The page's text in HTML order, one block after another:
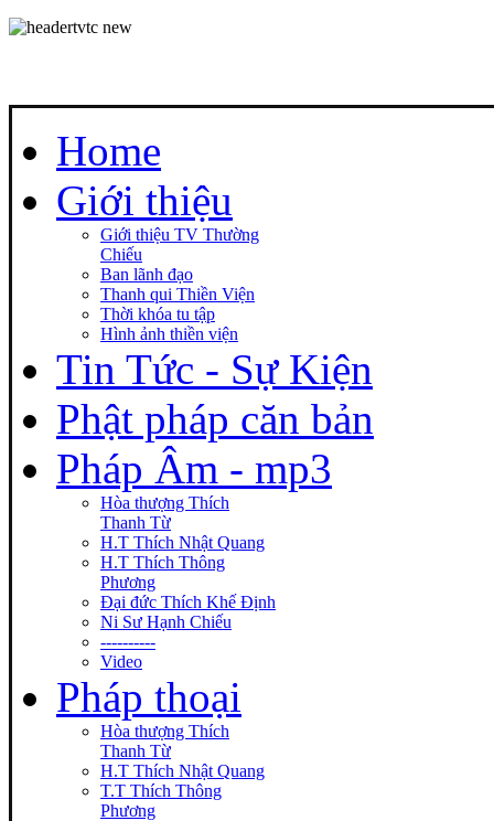
Home
Giới thiệu
Giới thiệu TV Thường
Chiếu
Ban lãnh đạo
Thanh qui Thiền Viện
Thời khóa tu tập
Hình ảnh thiền viện
Tin Tức - Sự Kiện
Phật pháp căn bản
Pháp Âm - mp3
Hòa thượng Thích
Thanh Từ
H.T Thích Nhật Quang
H.T Thích Thông
Phương
Đại đức Thích Khế Định
Ni Sư Hạnh Chiếu
----------
Video
Pháp thoại
Hòa thượng Thích
Thanh Từ
H.T Thích Nhật Quang
T.T Thích Thông
Phương